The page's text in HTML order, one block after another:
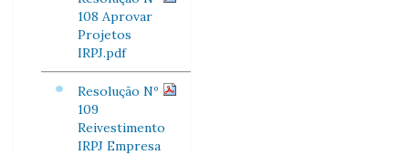
108 Aprovar
Projetos
IRPJ.pdf
Resolução Nº
109
Reivestimento
IRPJ Empresa